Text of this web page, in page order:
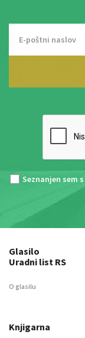
Seznanjen sem s
Glasilo
Uradni list RS
O glasilu
Knjigarna